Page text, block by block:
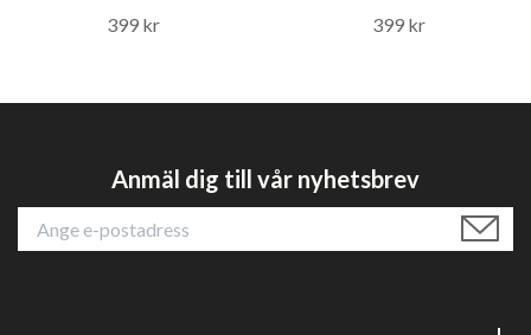
399 kr
399 kr
Anmäl dig till vår nyhetsbrev